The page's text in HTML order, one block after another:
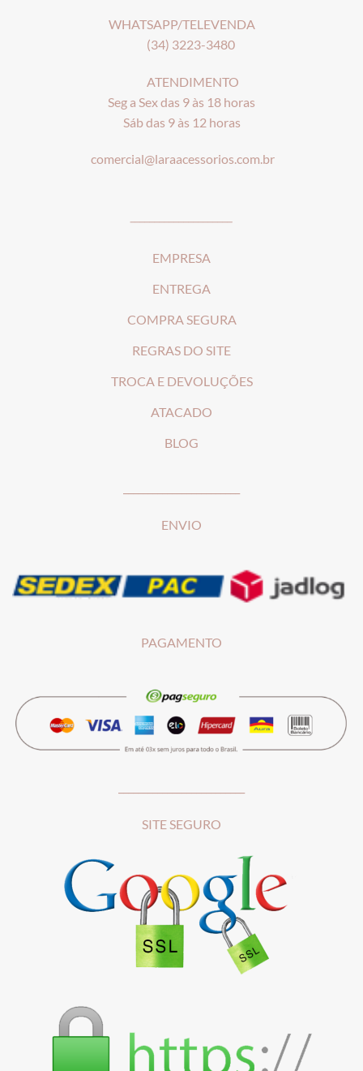
WHATSAPP/TELEVENDA
(34) 3223-3480
ATENDIMENTO
Seg a Sex das 9 às 18 horas
Sáb das 9 às 12 horas
comercial@laraacessorios.com.br
EMPRESA
ENTREGA
COMPRA SEGURA
REGRAS DO SITE
TROCA E DEVOLUÇÕES
ATACADO
BLOG
ENVIO
PAGAMENTO
SITE SEGURO